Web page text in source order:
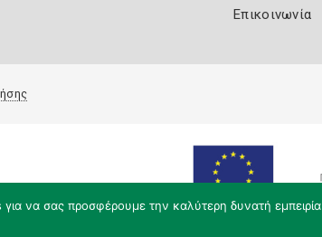
Επικοινωνία
να σας προσφέρουμε την καλύτερη δυνατή